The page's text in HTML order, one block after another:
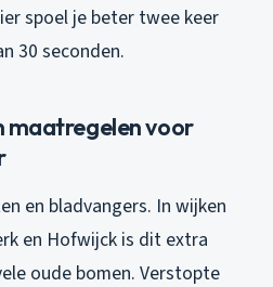
spoel je beter twee keer
30 seconden.
maatregelen voor
en bladvangers. In wijken
en Hofwijck is dit extra
oude bomen. Verstopte